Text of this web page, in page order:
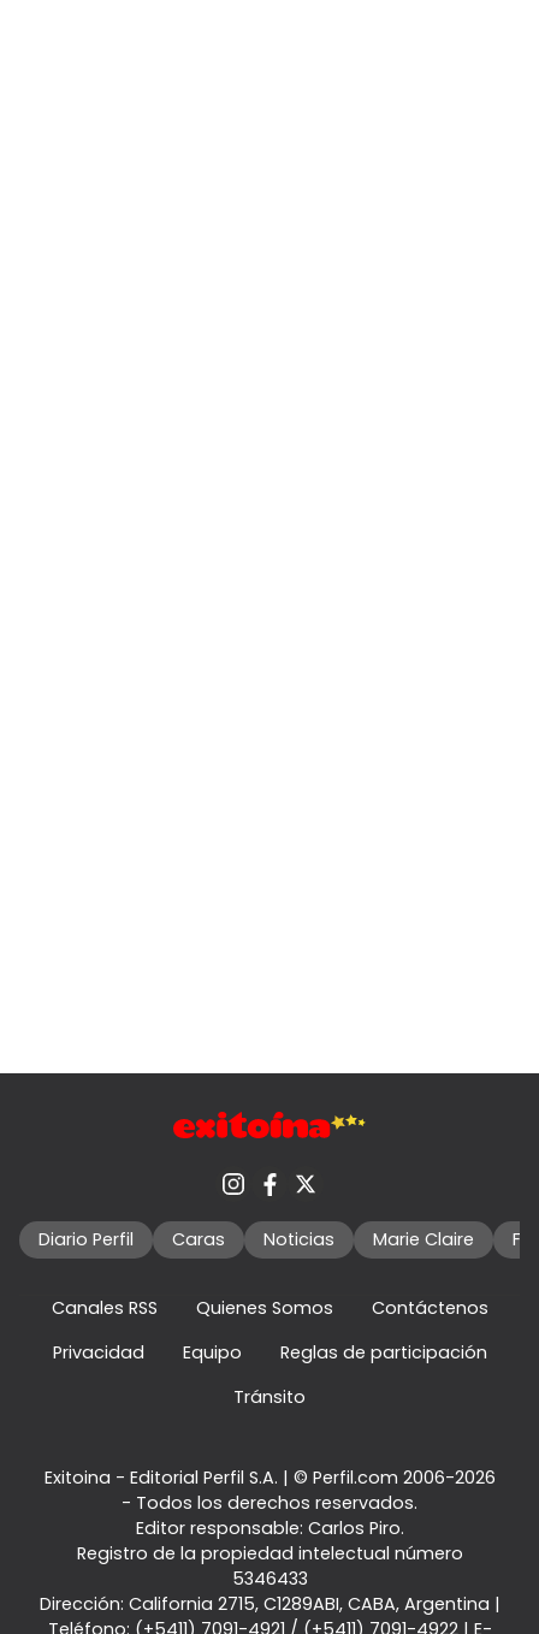
Diario Perfil Caras Noticias Marie Claire
Canales RSS Quienes Somos
Contáctenos
Privacidad
Equipo
Reglas de participación
Tránsito
Exitoina - Editorial Perfil S.A. | © Perfil.com 2006-2026
- Todos los derechos reservados.
Editor responsable: Carlos Piro.
Registro de la propiedad intelectual número
5346433
Dirección: California 2715, C1289ABI, CABA, Argentina |